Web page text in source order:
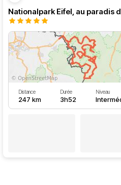
Distance
247 km
Durée
3h52
Niveau